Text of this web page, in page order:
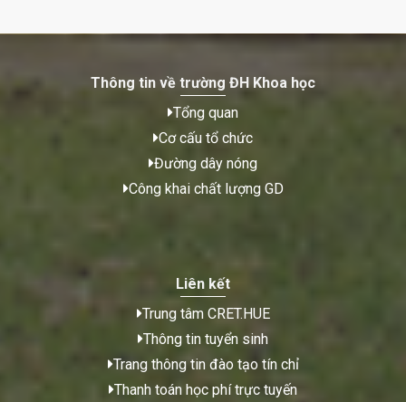
Thông tin về trường ĐH Khoa học
Tổng quan
Cơ cấu tổ chức
Đường dây nóng
Công khai chất lượng GD
Liên kết
Trung tâm CRET.HUE
Thông tin tuyển sinh
Trang thông tin đào tạo tín chỉ
Thanh toán học phí trực tuyến